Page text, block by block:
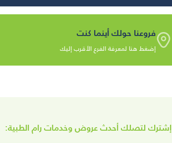
فروعنا حولك أينما كنت
إضغط هنا لمعرفة الفرع الأقرب إليك
إشترك لتصلك أحدث عروض وخدمات رام الطبية: